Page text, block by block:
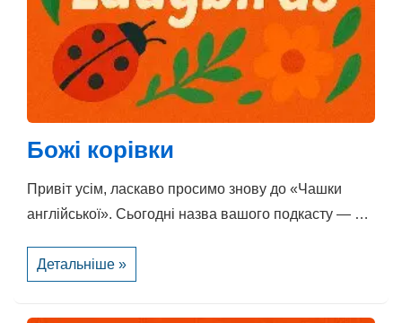
Божі корівки
Привіт усім, ласкаво просимо знову до «Чашки
англійської». Сьогодні назва вашого подкасту — …
Божі
корівки
Детальніше »